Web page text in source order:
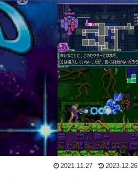
2021.11.27 2023.12.26